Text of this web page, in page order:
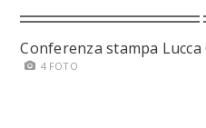
Conferenza stampa Lucca
4 FOTO